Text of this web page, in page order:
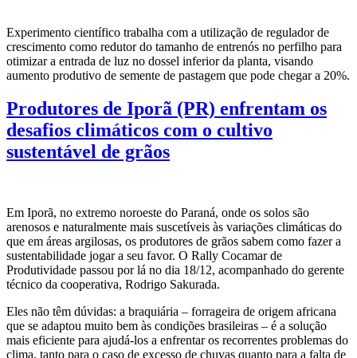
Experimento científico trabalha com a utilização de regulador de
crescimento como redutor do tamanho de entrenós no perfilho para
otimizar a entrada de luz no dossel inferior da planta, visando
aumento produtivo de semente de pastagem que pode chegar a 20%.
Produtores de Iporã (PR) enfrentam os
desafios climáticos com o cultivo
sustentável de grãos
Em Iporã, no extremo noroeste do Paraná, onde os solos são
arenosos e naturalmente mais suscetíveis às variações climáticas do
que em áreas argilosas, os produtores de grãos sabem como fazer a
sustentabilidade jogar a seu favor. O Rally Cocamar de
Produtividade passou por lá no dia 18/12, acompanhado do gerente
técnico da cooperativa, Rodrigo Sakurada.
Eles não têm dúvidas: a braquiária – forrageira de origem africana
que se adaptou muito bem às condições brasileiras – é a solução
mais eficiente para ajudá-los a enfrentar os recorrentes problemas do
clima, tanto para o caso de excesso de chuvas quanto para a falta de